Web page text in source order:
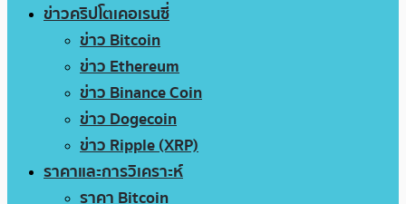
ข่าวคริปโตเคอเรนซี่
ข่าว Bitcoin
ข่าว Ethereum
ข่าว Binance Coin
ข่าว Dogecoin
ข่าว Ripple (XRP)
ราคาและการวิเคราะห์
ราคา Bitcoin